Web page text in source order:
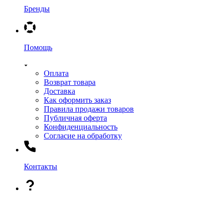
Бренды
Помощь
Оплата
Возврат товара
Доставка
Как оформить заказ
Правила продажи товаров
Публичная оферта
Конфиденциальность
Согласие на обработку
Контакты